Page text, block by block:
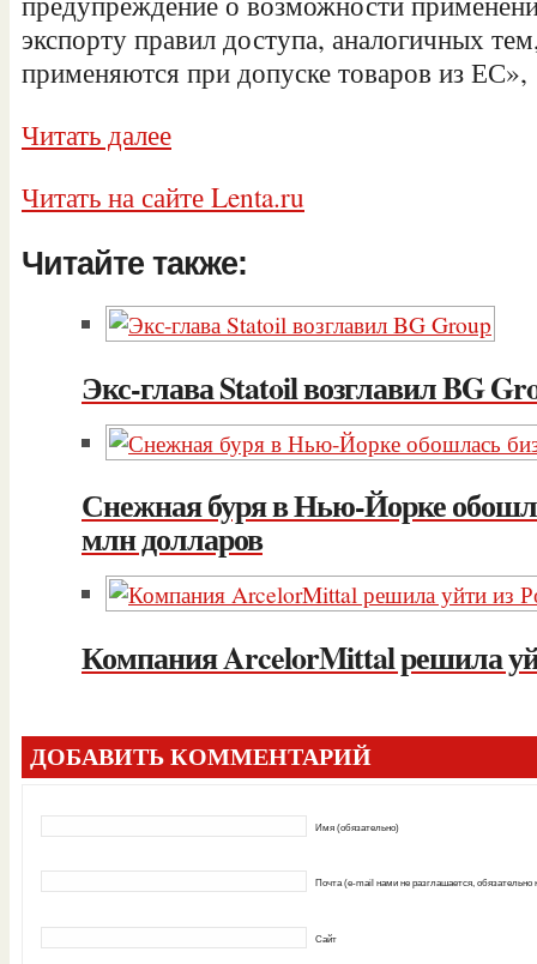
экспорту правил доступа, аналогичных
применяются при допуске товаров из
Читать далее
Читать на сайте Lenta.ru
Читайте также:
Экс-глава Statoil возглавил BG
Снежная буря в Нью-Йорке
млн долларов
Компания ArcelorMittal решила
ДОБАВИТЬ КОММЕНТАРИЙ
Имя (обязательно)
Почта (e-mail нами не разглашается, обязательно
Сайт